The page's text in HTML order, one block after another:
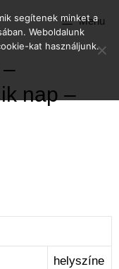
Menu
nap –
helyszíne
segítenek minket a
Weboldalunk
kat használjunk.